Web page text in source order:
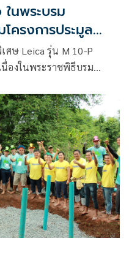
นพระบรม
รุ่น M 10-P
ศษ Leica รุ่น M 10-P
นื่องในพระราชพิธีบรม